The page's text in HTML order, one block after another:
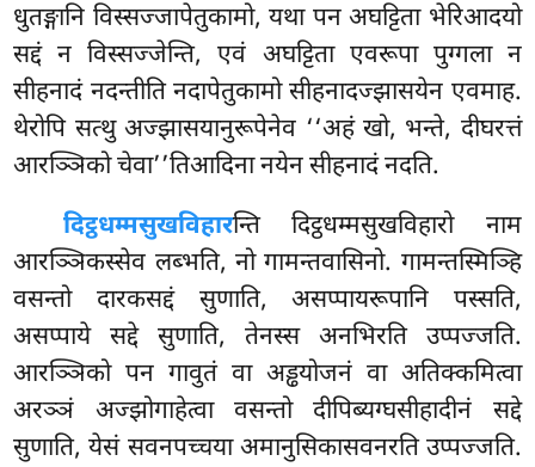
धुतङ्गानि विस्सज्जापेतुकामो, यथा पन अघट्टिता भेरिआदयो
सद्दं न विस्सज्जेन्ति, एवं अघट्टिता एवरूपा पुग्गला न
सीहनादं नदन्तीति नदापेतुकामो सीहनादज्झासयेन एवमाह.
थेरोपि सत्थु अज्झासयानुरूपेनेव ‘‘अहं खो, भन्ते, दीघरत्तं
आरञ्ञिको चेवा’’तिआदिना नयेन सीहनादं नदति.
दिट्ठधम्मसुखविहारन्ति दिट्ठधम्मसुखविहारो नाम
आरञ्ञिकस्सेव लब्भति, नो गामन्तवासिनो. गामन्तस्मिञ्हि
वसन्तो दारकसद्दं सुणाति, असप्पायरूपानि पस्सति,
असप्पाये सद्दे सुणाति, तेनस्स अनभिरति उप्पज्जति.
आरञ्ञिको पन गावुतं वा अड्ढयोजनं वा अतिक्कमित्वा
अरञ्ञं अज्झोगाहेत्वा वसन्तो दीपिब्यग्घसीहादीनं सद्दे
सुणाति, येसं सवनपच्चया अमानुसिकासवनरति उप्पज्जति.